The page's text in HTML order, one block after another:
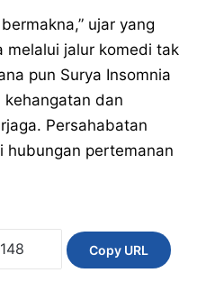
ujar yang
melalui jalur komedi tak
pun Surya Insomnia
dan
Persahabatan
hubungan pertemanan
Copy URL